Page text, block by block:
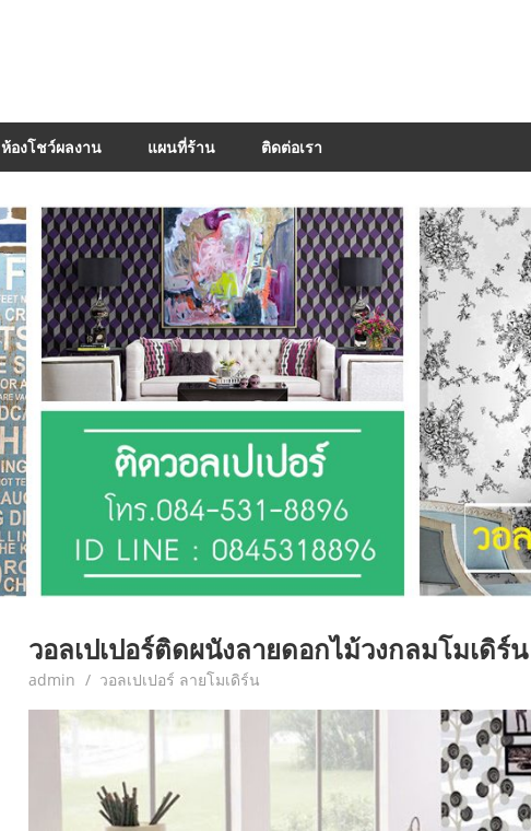
ห้องโชว์ผลงาน แผนที่ร้าน ติดต่อเรา
วอลเปเปอร์ติดผนังลายดอกไม้วงกลมโมเดิร์น
June 7, 2017
admin วอลเปเปอร์ ลายโมเดิร์น